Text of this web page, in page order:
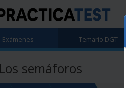
Exámenes Temario DGT
semáforos